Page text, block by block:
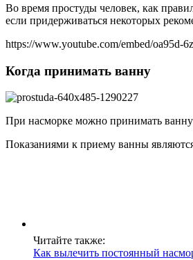
Во время простуды человек, как
если придерживаться некоторых
https://www.youtube.com/embed/oa95d-
Когда принимать ванну
При насморке можно принимать ванну
Показаниями к приему ванны
Читайте также:
Как вылечить постоянный